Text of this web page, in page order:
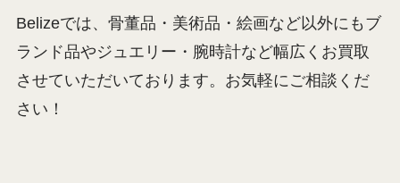
Belizeでは、骨董品・美術品・絵画など以外にもブ
ランド品やジュエリー・腕時計など幅広くお買取
させていただいております。お気軽にご相談くだ
さい！